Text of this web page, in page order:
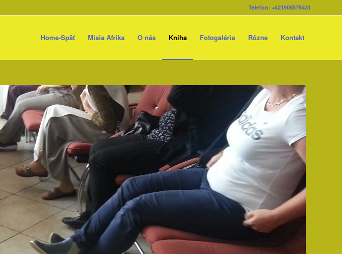
Telefon: +421908578431
Home-Späť Misia Afrika O nás Kniha Fotogaléria Rôzne Kontakt